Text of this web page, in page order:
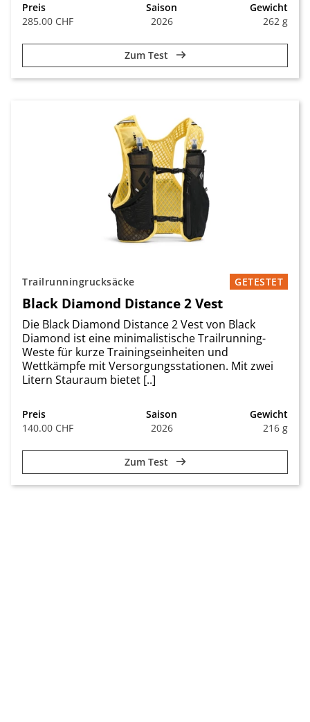
Preis
285.00 CHF
Saison
2026
Gewicht
262 g
Zum Test
Trailrunningrucksäcke GETESTET
Black Diamond Distance 2 Vest
Die Black Diamond Distance 2 Vest von Black
Diamond ist eine minimalistische Trailrunning-
Weste für kurze Trainingseinheiten und
Wettkämpfe mit Versorgungsstationen. Mit zwei
Litern Stauraum bietet [..]
Preis
140.00 CHF
Saison
2026
Gewicht
216 g
Zum Test